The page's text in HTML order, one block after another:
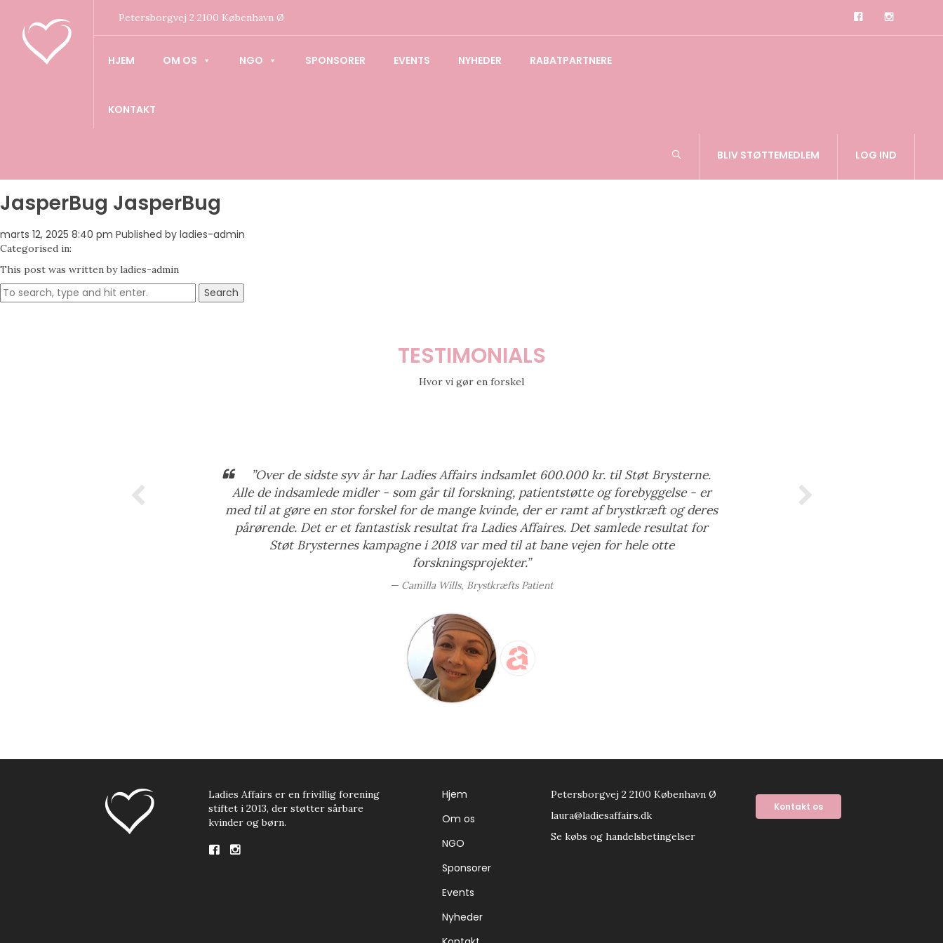
Petersborgvej 2 2100 København Ø
HJEM OM OS NGO SPONSORER EVENTS NYHEDER RABATPARTNERE
KONTAKT
BLIV STØTTEMEDLEM LOG IND
JasperBug JasperBug
marts 12, 2025 8:40 pm Published by ladies-admin
Categorised in:
This post was written by ladies-admin
Search
TESTIMONIALS
Hvor vi gør en forskel
”Over de sidste syv år har Ladies Affairs indsamlet 600.000 kr. til Støt Brysterne.
Alle de indsamlede midler - som går til forskning, patientstøtte og forebyggelse - er
med til at gøre en stor forskel for de mange kvinde, der er ramt af brystkræft og deres
pårørende. Det er et fantastisk resultat fra Ladies Affaires. Det samlede resultat for
Støt Brysternes kampagne i 2018 var med til at bane vejen for hele otte
forskningsprojekter.”
Camilla Wills, Brystkræfts Patient
Ladies Affairs er en frivillig forening
stiftet i 2013, der støtter sårbare
kvinder og børn.
Hjem
Om os
NGO
Sponsorer
Events
Nyheder
Petersborgvej 2 2100 København Ø
laura@ladiesaffairs.dk
Se købs og handelsbetingelser
Kontakt os